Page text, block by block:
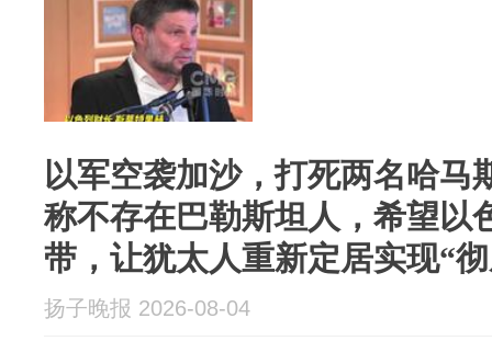
以军空袭加沙，打死两名哈马
称不存在巴勒斯坦人，希望以
带，让犹太人重新定居实现“
扬子晚报 2026-08-04